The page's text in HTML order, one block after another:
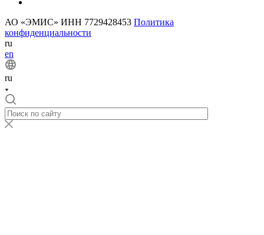
АО «ЭМИС» ИНН 7729428453 Политика
конфиденциальности
ru
en
ru